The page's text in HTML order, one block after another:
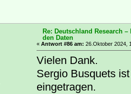
Re: Deutschland Research –
den Daten
« Antwort #86 am: 26.Oktober 2024,
Vielen Dank.
Sergio Busquets
eingetragen.